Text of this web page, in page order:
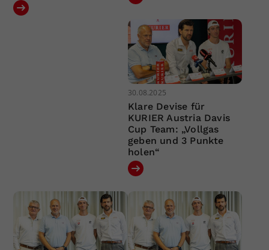
30.08.2025
Klare Devise für
KURIER Austria Davis
Cup Team: „Vollgas
geben und 3 Punkte
holen“